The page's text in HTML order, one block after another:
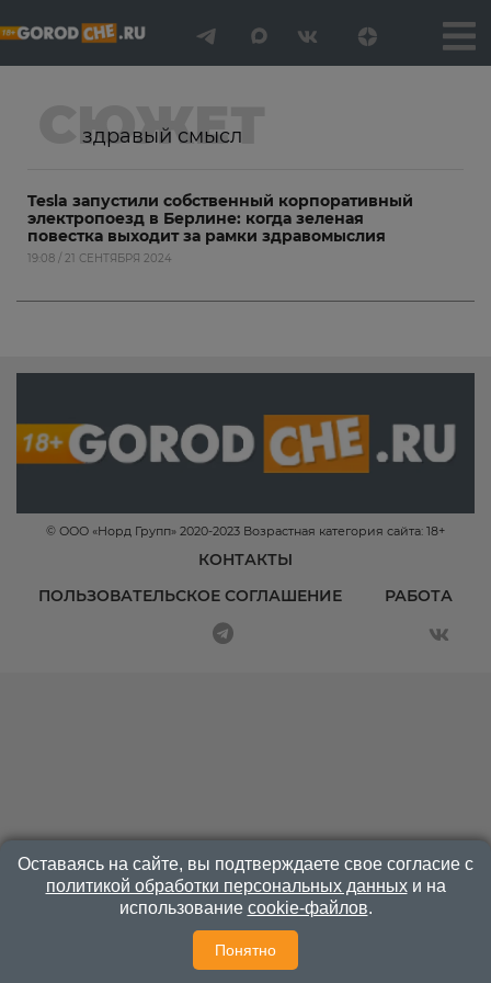
СЮЖЕТ
здравый смысл
Tesla запустили собственный корпоративный
электропоезд в Берлине: когда зеленая
повестка выходит за рамки здравомыслия
19:08 / 21 СЕНТЯБРЯ 2024
© ООО «Норд Групп» 2020-2023 Возрастная категория сайта: 18+
КОНТАКТЫ
ПОЛЬЗОВАТЕЛЬСКОЕ СОГЛАШЕНИЕ
РАБОТА
Оставаясь на сайте, вы подтверждаете свое согласие с
политикой обработки персональных данныхи на
использование cookie-файлов.
Понятно